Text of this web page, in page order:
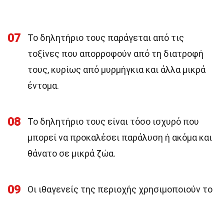
07
Το δηλητήριο τους παράγεται από τις
τοξίνες που απορροφούν από τη διατροφή
τους, κυρίως από μυρμήγκια και άλλα μικρά
έντομα.
08
Το δηλητήριο τους είναι τόσο ισχυρό που
μπορεί να προκαλέσει παράλυση ή ακόμα και
θάνατο σε μικρά ζώα.
09
Οι ιθαγενείς της περιοχής χρησιμοποιούν το